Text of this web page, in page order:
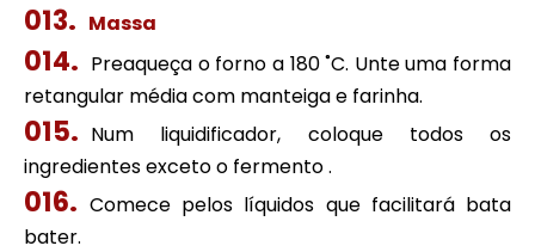
Massa
Preaqueça o forno a 180 ˚C. Unte uma forma
retangular média com manteiga e farinha.
Num liquidificador, coloque todos os
ingredientes exceto o fermento .
Comece pelos líquidos que facilitará bata
bater.